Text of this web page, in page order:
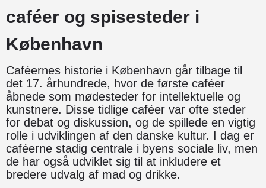
caféer og spisesteder i
København
Caféernes historie i København går tilbage til
det 17. århundrede, hvor de første caféer
åbnede som mødesteder for intellektuelle og
kunstnere. Disse tidlige caféer var ofte steder
for debat og diskussion, og de spillede en vigtig
rolle i udviklingen af den danske kultur. I dag er
caféerne stadig centrale i byens sociale liv, men
de har også udviklet sig til at inkludere et
bredere udvalg af mad og drikke.